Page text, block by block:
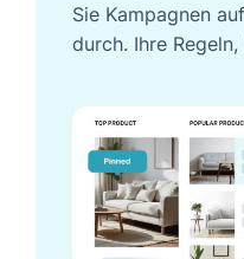
Sie Kampagnen
durch. Ihre